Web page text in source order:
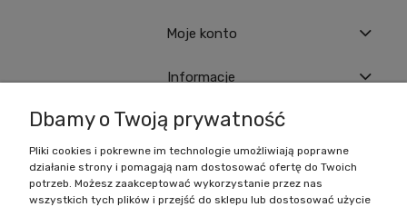
Moje konto
Informacje
Battlecult | ul. Benedykta Dybowskiego 45/7, 41-208 Sosnowiec, woj.
śląskie | Email:kontakt@battlecult.plTel.: 669966242 | NIP:
6443563610 REGON: 520502331
Dbamy o Twoją prywatność
Pliki cookies i pokrewne im technologie umożliwiają poprawne
działanie strony i pomagają nam dostosować ofertę do Twoich
potrzeb. Możesz zaakceptować wykorzystanie przez nas
wszystkich tych plików i przejść do sklepu lub dostosować użycie